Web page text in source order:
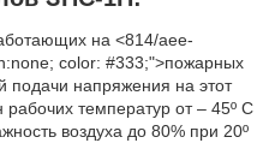
на <814/aee-
color: #333;">пожарных
напряжения на этот
температур от – 45º C
воздуха до 80% при 20º